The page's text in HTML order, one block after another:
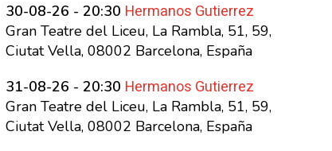
30-08-26 - 20:30 Hermanos Gutierrez
Gran Teatre del Liceu, La Rambla, 51, 59,
Ciutat Vella, 08002 Barcelona, España
31-08-26 - 20:30 Hermanos Gutierrez
Gran Teatre del Liceu, La Rambla, 51, 59,
Ciutat Vella, 08002 Barcelona, España